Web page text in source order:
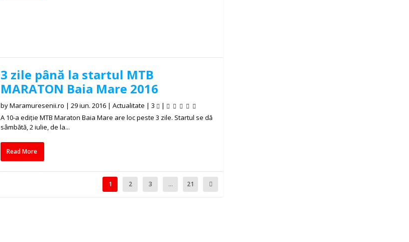
3 zile până la startul MTB
MARATON Baia Mare 2016
byMaramuresenii.ro | 29 iun. 2016| Actualitate | 3
|
A 10-a ediție MTB Maraton Baia Mare are loc peste 3 zile. Startul se dă
sâmbătă, 2 iulie, de la...
Read More
1 2 3 ... 21